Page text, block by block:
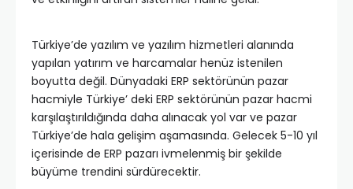
Türkiye’de yazılım ve yazılım hizmetleri alanında
yapılan yatırım ve harcamalar henüz istenilen
boyutta değil. Dünyadaki ERP sektörünün pazar
hacmiyle Türkiye’ deki ERP sektörünün pazar hacmi
karşılaştırıldığında daha alınacak yol var ve pazar
Türkiye’de hala gelişim aşamasında. Gelecek 5-10 yıl
içerisinde de ERP pazarı ivmelenmiş bir şekilde
büyüme trendini sürdürecektir.